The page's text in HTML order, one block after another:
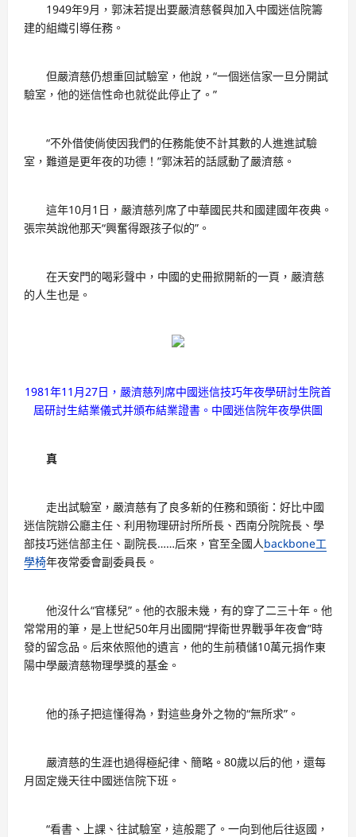
1949年9月，郭沫若提出要嚴濟慈餐與加入中國迷信院籌
建的組織引導任務。
但嚴濟慈仍想重回試驗室，他說，“一個迷信家一旦分開試
驗室，他的迷信性命也就從此停止了。”
“不外借使倘使因我們的任務能使不計其數的人進進試驗
室，難道是更年夜的功德！”郭沫若的話感動了嚴濟慈。
這年10月1日，嚴濟慈列席了中華國民共和國建國年夜典。
張宗英說他那天“興奮得跟孩子似的”。
在天安門的喝彩聲中，中國的史冊掀開新的一頁，嚴濟慈
的人生也是。
1981年11月27日，嚴濟慈列席中國迷信技巧年夜學研討生院首
屆研討生結業儀式并頒布結業證書。中國迷信院年夜學供圖
真
走出試驗室，嚴濟慈有了良多新的任務和頭銜：好比中國
迷信院辦公廳主任、利用物理研討所所長、西南分院院長、學
部技巧迷信部主任、副院長……后來，官至全國人backbone工
學椅年夜常委會副委員長。
他沒什么“官樣兒”。他的衣服未幾，有的穿了二三十年。他
常常用的筆，是上世紀50年月出國開“捍衛世界戰爭年夜會”時
發的留念品。后來依照他的遺言，他的生前積儲10萬元捐作東
陽中學嚴濟慈物理學獎的基金。
他的孫子把這懂得為，對這些身外之物的“無所求”。
嚴濟慈的生涯也過得極紀律、簡略。80歲以后的他，還每
月固定幾天往中國迷信院下班。
“看書、上課、往試驗室，這般罷了。一向到他后往返國，